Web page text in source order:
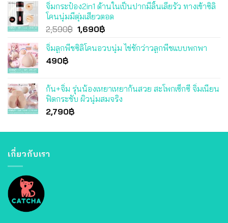
was:
3,490฿.
is:
3,290฿.
จิ๋มกระป๋อง2in1 ด้านในเป็นปากมีลิ้นเลียรัว ทางเข้าซิลิ
โคนนุ่มมีตุ่มเสียวตอด
2,590฿ Original
was:
1,690฿Current
is:
จิ๋มลูกพีชซิลิโคนอวบนุ่ม ไข่ชักว่าวลูกพีชแบบพกพา
490฿
ก้น+จิ๋ม รุ่นน้องเหยาเหยาก้นสวย สะโพกเซ็กซี่ จิ๋มเนียน
ฟิตกระชับ ผิวนุ่มสมจริง
2,790฿
เกี่ยวกับเรา